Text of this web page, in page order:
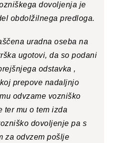
dovoljenja je
obdolžilnega predloga.
uradna oseba na
ugotovi, da so podani
odstavka ,
prepove nadaljnjo
odvzame vozniško
ter mu o tem izda
dovoljenje pa s
za odvzem pošlje